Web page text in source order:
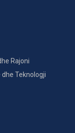
Rajoni
dhe Teknologji